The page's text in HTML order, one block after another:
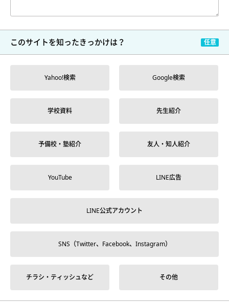
このサイトを知ったきっかけは？
Yahoo!検索 Google検索
学校資料 先生紹介
予備校・塾紹介 友人・知人紹介
YouTube LINE広告
LINE公式アカウント
SNS（Twitter、Facebook、Instagram）
チラシ・ティッシュなど その他